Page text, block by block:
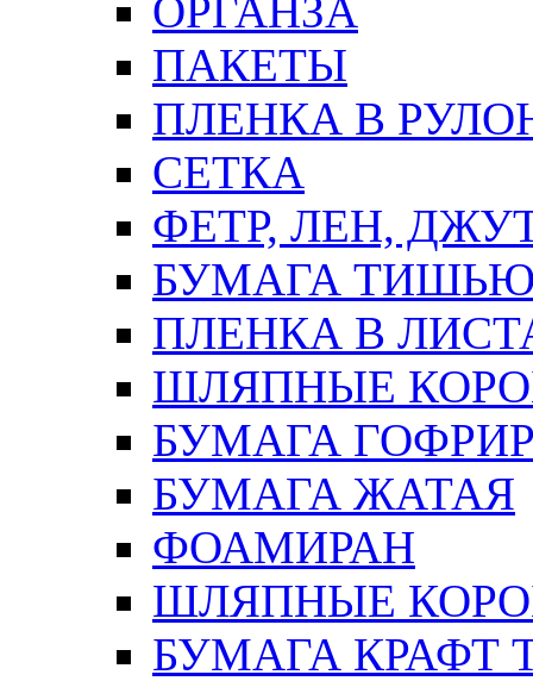
ОРГАНЗА
ПАКЕТЫ
ПЛЕНКА В
СЕТКА
ФЕТР, ЛЕН,
БУМАГА
ПЛЕНКА В
ШЛЯПНЫЕ
БУМАГА
БУМАГА ЖАТАЯ
ФОАМИРАН
ШЛЯПНЫЕ
БУМАГА КРАФТ